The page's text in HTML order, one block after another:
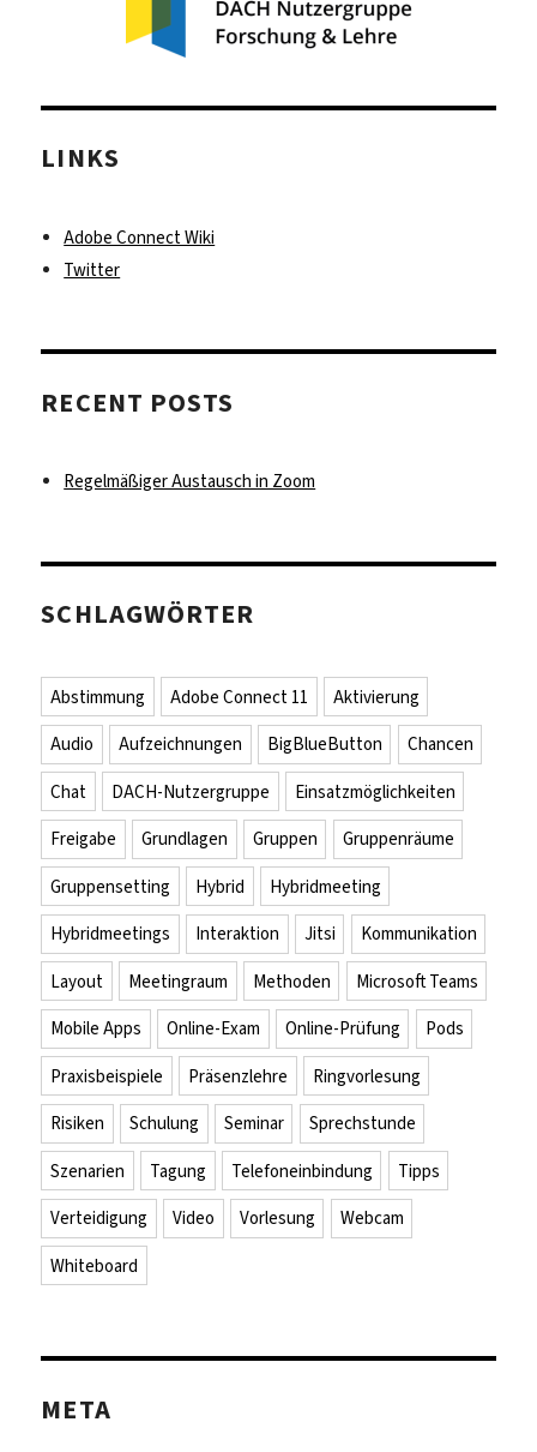
LINKS
Adobe Connect Wiki
Twitter
RECENT POSTS
Regelmäßiger Austausch in Zoom
SCHLAGWÖRTER
Abstimmung Adobe Connect 11
Aktivierung
Audio
Aufzeichnungen BigBlueButton
Chancen
Chat
DACH-Nutzergruppe
Einsatzmöglichkeiten
Freigabe
Grundlagen Gruppen
Gruppenräume
Gruppensetting
Hybrid
Hybridmeeting
Hybridmeetings
Interaktion Jitsi
Kommunikation
Layout
Meetingraum Methoden
Microsoft Teams
Mobile Apps
Online-Exam Online-Prüfung
Pods
Praxisbeispiele
Präsenzlehre
Ringvorlesung
Risiken
Schulung Seminar
Sprechstunde
Szenarien
Tagung Telefoneinbindung
Tipps
Verteidigung
Video Vorlesung
Webcam
Whiteboard
META